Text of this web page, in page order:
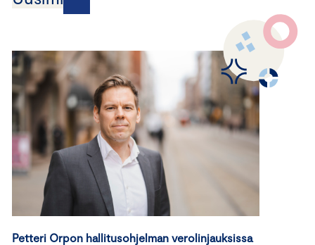
Petteri Orpon hallitusohjelman verolinjauksissa